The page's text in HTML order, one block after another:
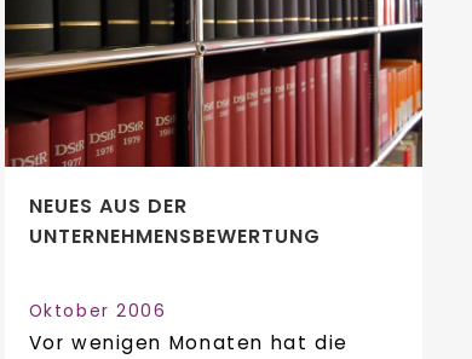
NEUES AUS DER
UNTERNEHMENSBEWERTUNG
Oktober 2006
Vor wenigen Monaten hat die